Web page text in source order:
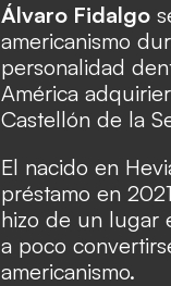
Álvaro Fidalgo
americanismo
personalidad
América
Castellón de la
El nacido en
préstamo en
hizo de un lugar
a poco
americanismo.